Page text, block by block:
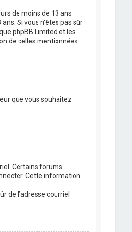
de moins de 13 ans
Si vous n’êtes pas sûr
phpBB Limited et les
de celles mentionnées
que vous souhaitez
Certains forums
Cette information
de l’adresse courriel